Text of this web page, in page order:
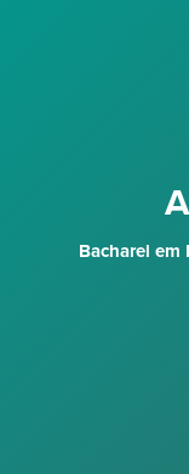
Bacharel